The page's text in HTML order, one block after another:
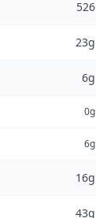
526
23g
6g
0g
6g
16g
43g